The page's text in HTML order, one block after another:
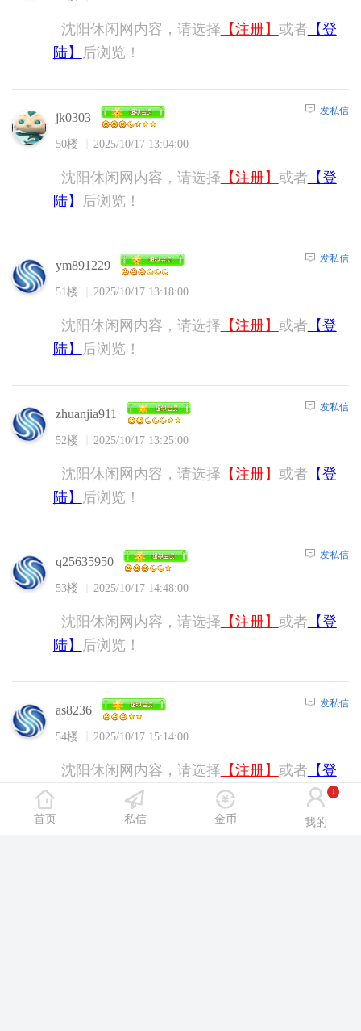
沈阳休闲网内容，请选择 【注册】 或者 【登
陆】
后浏览！
jk0303
50楼 2025/10/17 13:04:00
发私信
沈阳休闲网内容，请选择 【注册】 或者 【登
陆】
后浏览！
ym891229
51楼 2025/10/17 13:18:00
发私信
沈阳休闲网内容，请选择 【注册】 或者 【登
陆】
后浏览！
zhuanjia911
52楼 2025/10/17 13:25:00
发私信
沈阳休闲网内容，请选择 【注册】 或者 【登
陆】
后浏览！
q25635950
53楼 2025/10/17 14:48:00
发私信
沈阳休闲网内容，请选择 【注册】 或者 【登
陆】
后浏览！
as8236
54楼 2025/10/17 15:14:00
发私信
沈阳休闲网内容，请选择 【注册】 或者 【登
陆】
后浏览！
首页 私信 金币 我的
1